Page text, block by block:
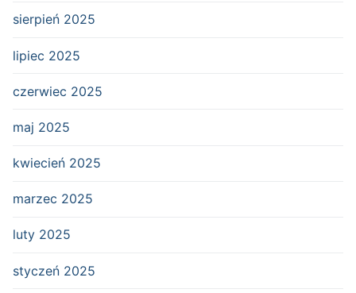
sierpień 2025
lipiec 2025
czerwiec 2025
maj 2025
kwiecień 2025
marzec 2025
luty 2025
styczeń 2025